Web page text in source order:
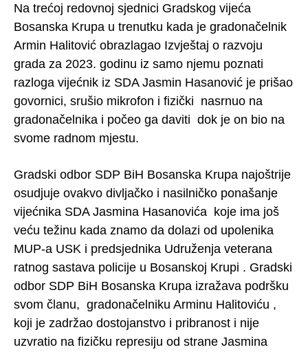
Na trećoj redovnoj sjednici Gradskog vijeća
Bosanska Krupa u trenutku kada je gradonačelnik
Armin Halitović obrazlagao Izvještaj o razvoju
grada za 2023. godinu iz samo njemu poznati
razloga vijećnik iz SDA Jasmin Hasanović je prišao
govornici, srušio mikrofon i fizički nasrnuo na
gradonačelnika i počeo ga daviti dok je on bio na
svome radnom mjestu.
Gradski odbor SDP BiH Bosanska Krupa najoštrije
osudjuje ovakvo divljačko i nasilničko ponašanje
vijećnika SDA Jasmina Hasanovića koje ima još
veću težinu kada znamo da dolazi od upolenika
MUP-a USK i predsjednika Udruženja veterana
ratnog sastava policije u Bosanskoj Krupi . Gradski
odbor SDP BiH Bosanska Krupa izražava podršku
svom članu, gradonačelniku Arminu Halitoviću ,
koji je zadržao dostojanstvo i pribranost i nije
uzvratio na fizičku represiju od strane Jasmina